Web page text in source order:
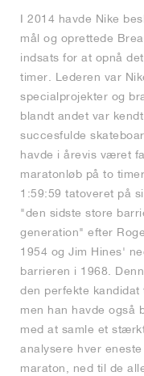
I 2014 havde Nike
mål og oprettede
indsats for at opnå
timer. Lederen var
specialprojekter og
blandt andet var
succesfulde
havde i årevis været
maratonløb på to
1:59:59 tatoveret på
"den sidste store
generation" efter
1954 og Jim Hines'
barrieren i 1968.
den perfekte kandidat
men han havde også
med at samle et
analysere hver
maraton, ned til de